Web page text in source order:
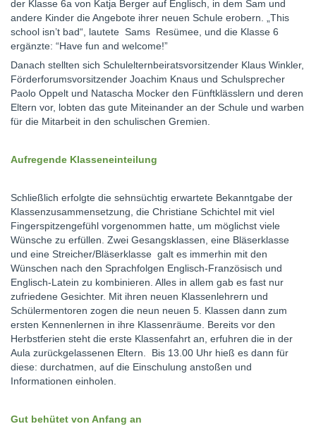
der Klasse 6a von Katja Berger auf Englisch, in dem Sam und
andere Kinder die Angebote ihrer neuen Schule erobern. „This
school isn’t bad“, lautete Sams Resümee, und die Klasse 6
ergänzte: “Have fun and welcome!”
Danach stellten sich Schulelternbeiratsvorsitzender Klaus Winkler,
Förderforumsvorsitzender Joachim Knaus und Schulsprecher
Paolo Oppelt und Natascha Mocker den Fünftklässlern und deren
Eltern vor, lobten das gute Miteinander an der Schule und warben
für die Mitarbeit in den schulischen Gremien.
Aufregende Klasseneinteilung
Schließlich erfolgte die sehnsüchtig erwartete Bekanntgabe der
Klassenzusammensetzung, die Christiane Schichtel mit viel
Fingerspitzengefühl vorgenommen hatte, um möglichst viele
Wünsche zu erfüllen. Zwei Gesangsklassen, eine Bläserklasse
und eine Streicher/Bläserklasse galt es immerhin mit den
Wünschen nach den Sprachfolgen Englisch-Französisch und
Englisch-Latein zu kombinieren. Alles in allem gab es fast nur
zufriedene Gesichter. Mit ihren neuen Klassenlehrern und
Schülermentoren zogen die neun neuen 5. Klassen dann zum
ersten Kennenlernen in ihre Klassenräume. Bereits vor den
Herbstferien steht die erste Klassenfahrt an, erfuhren die in der
Aula zurückgelassenen Eltern. Bis 13.00 Uhr hieß es dann für
diese: durchatmen, auf die Einschulung anstoßen und
Informationen einholen.
Gut behütet von Anfang an